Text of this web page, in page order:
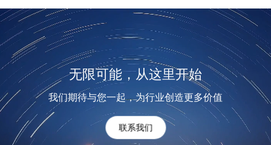
无限可能，从这里开始
我们期待与您一起，为行业创造更多价值
联系我们